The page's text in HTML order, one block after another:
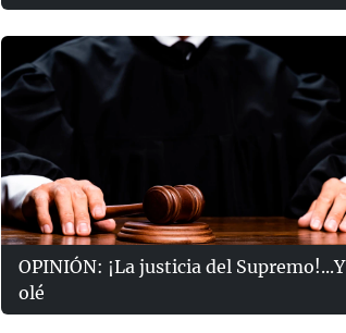
OPINIÓN: ¡La justicia del Supremo!...Y
olé